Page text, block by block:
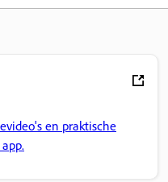
en praktische